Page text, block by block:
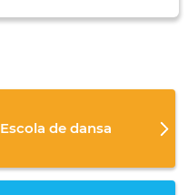
Escola de dansa